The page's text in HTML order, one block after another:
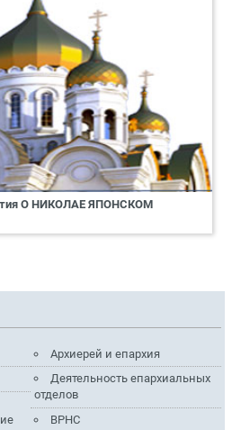
О НИКОЛАЕ ЯПОНСКОМ
Архиерей и епархия
Деятельность епархиальных
отделов
ВРНС